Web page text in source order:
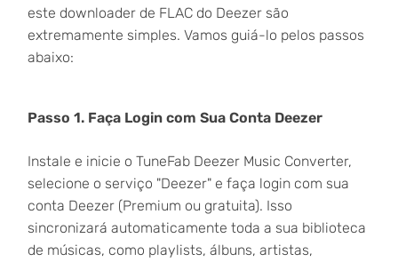
este downloader de FLAC do Deezer são
extremamente simples. Vamos guiá-lo pelos passos
abaixo:
Passo 1. Faça Login com Sua Conta Deezer
Instale e inicie o TuneFab Deezer Music Converter,
selecione o serviço "Deezer" e faça login com sua
conta Deezer (Premium ou gratuita). Isso
sincronizará automaticamente toda a sua biblioteca
de músicas, como playlists, álbuns, artistas,